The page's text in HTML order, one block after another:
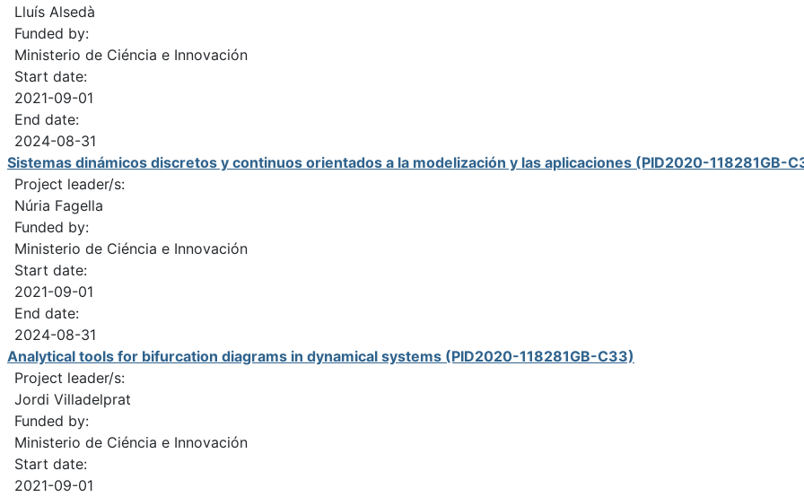
Lluís Alsedà
Funded by:
Ministerio de Ciéncia e Innovación
Start date:
2021-09-01
End date:
2024-08-31
Sistemas dinámicos discretos y continuos orientados a la modelización y las aplicaciones (PID2020-118281GB-
Project leader/s:
Núria Fagella
Funded by:
Ministerio de Ciéncia e Innovación
Start date:
2021-09-01
End date:
2024-08-31
Analytical tools for bifurcation diagrams in dynamical systems (PID2020-118281GB-C33)
Project leader/s:
Jordi Villadelprat
Funded by:
Ministerio de Ciéncia e Innovación
Start date:
2021-09-01